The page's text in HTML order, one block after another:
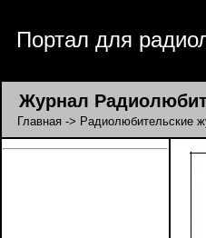
Портал для
Журнал
Главная -> Радиолюбительские